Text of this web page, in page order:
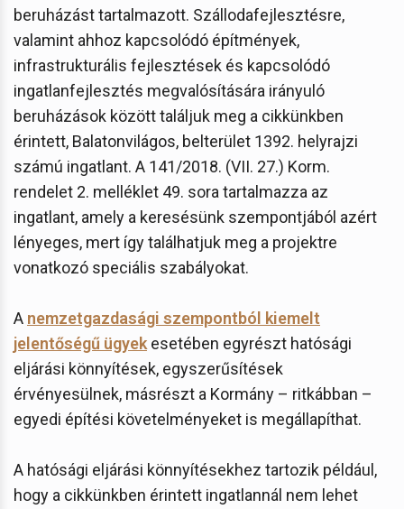
beruházást tartalmazott. Szállodafejlesztésre,
valamint ahhoz kapcsolódó építmények,
infrastrukturális fejlesztések és kapcsolódó
ingatlanfejlesztés megvalósítására irányuló
beruházások között találjuk meg a cikkünkben
érintett, Balatonvilágos, belterület 1392. helyrajzi
számú ingatlant. A 141/2018. (VII. 27.) Korm.
rendelet 2. melléklet 49. sora tartalmazza az
ingatlant, amely a keresésünk szempontjából azért
lényeges, mert így találhatjuk meg a projektre
vonatkozó speciális szabályokat.
A nemzetgazdasági szempontból kiemelt
jelentőségű ügyek esetében egyrészt hatósági
eljárási könnyítések, egyszerűsítések
érvényesülnek, másrészt a Kormány – ritkábban –
egyedi építési követelményeket is megállapíthat.
A hatósági eljárási könnyítésekhez tartozik például,
hogy a cikkünkben érintett ingatlannál nem lehet